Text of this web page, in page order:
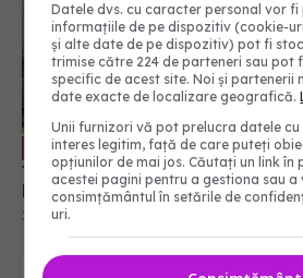
EXCLUSIV Doi oameni salvați prin transplant de
ficat în mai puțin de 24 de ore,
Povestea emoționantă
23 iul 2020, 19:43
Datele dvs. cu caracter personal vor
informațiile de pe dispozitiv (cookie-
și alte date de pe dispozitiv) pot fi
trimise către 224 de parteneri sau pot
specific de acest site. Noi și partenerii
date exacte de localizare geografică.
Unii furnizori vă pot prelucra datele
interes legitim, față de care puteți
opțiunilor de mai jos. Căutați un link în
acestei pagini pentru a gestiona sau
consimțământul în setările de
uri.